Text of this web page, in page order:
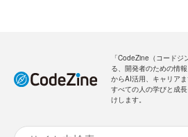
「CodeZine（コード
る、開発者のための情
からAI活用、キャリア
すべての人の学びと成
けします。